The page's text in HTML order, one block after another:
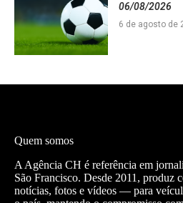
06/08/2026
6 de agosto de
Quem somos
A Agência CH é referência em
São Francisco. Desde 2011,
notícias, fotos e vídeos — para